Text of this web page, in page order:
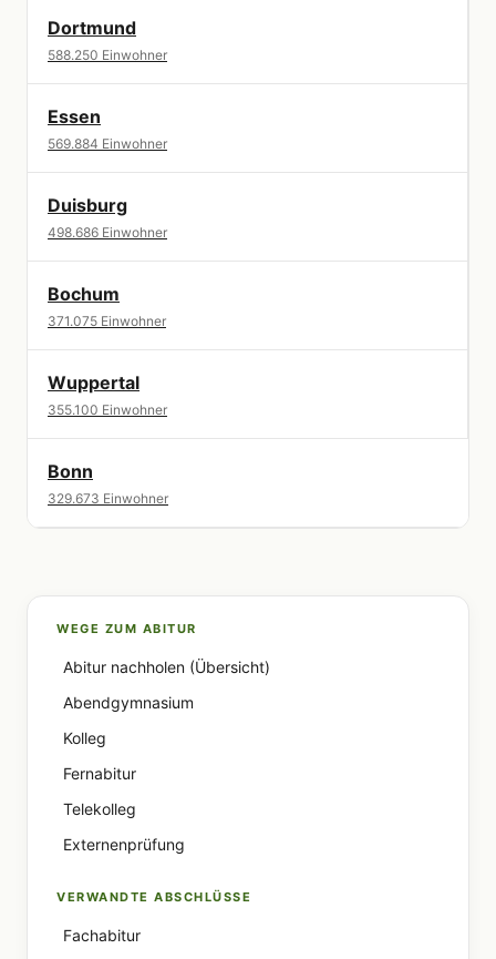
Dortmund
588.250 Einwohner
Essen
569.884 Einwohner
Duisburg
498.686 Einwohner
Bochum
371.075 Einwohner
Wuppertal
355.100 Einwohner
Bonn
329.673 Einwohner
WEGE ZUM ABITUR
Abitur nachholen (Übersicht)
Abendgymnasium
Kolleg
Fernabitur
Telekolleg
Externenprüfung
VERWANDTE ABSCHLÜSSE
Fachabitur